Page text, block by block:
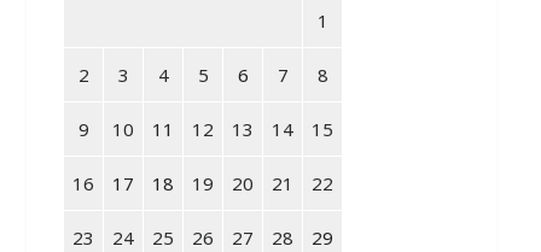
1
2 3 4 5 6 7 8
9 10 11 12 13 14 15
16 17 18 19 20 21 22
23 24 25 26 27 28 29